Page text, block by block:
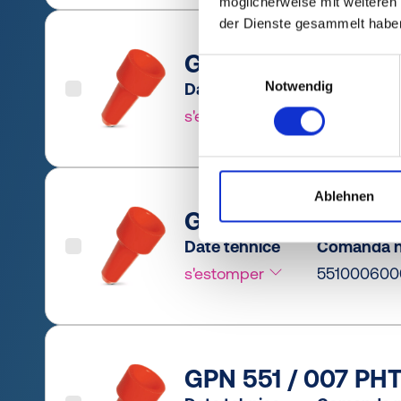
der Dienste gesammelt
Einwilligungsauswahl
Notwendig
Ablehnen
GPN 551 / 005
Date tehnice
s'estomper
Comanda
GPN 551 / 006
Date tehnice
s'estomper
Comanda
GPN 551 / 007